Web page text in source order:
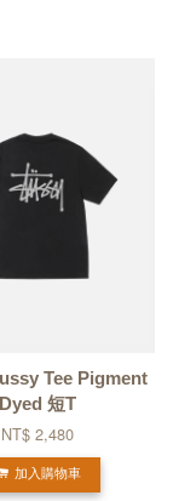
Tee Pigment
Dyed 短T
NT$ 2,480
加入購物車